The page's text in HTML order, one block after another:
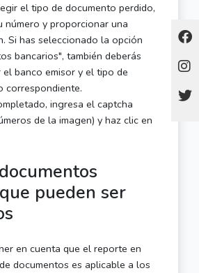
el tipo de documento perdido,
número y proporcionar una
Si has seleccionado la opción
bancarios", también deberás
el banco emisor y el tipo de
correspondiente.
ingresa el captcha
de la imagen) y haz clic en
pueden ser
en cuenta que el reporte en
documentos es aplicable a los